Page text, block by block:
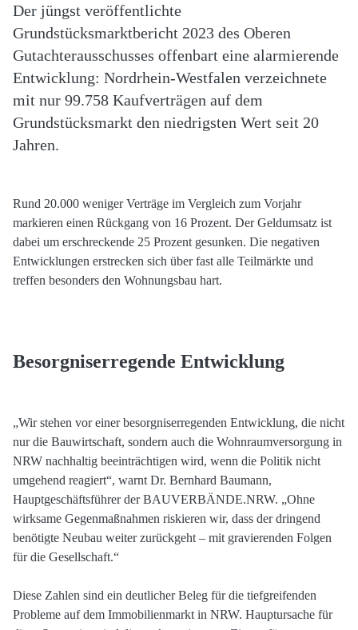
Der jüngst veröffentlichte
Grundstücksmarktbericht 2023 des Oberen
Gutachterausschusses offenbart eine alarmierende
Entwicklung: Nordrhein-Westfalen verzeichnete
mit nur 99.758 Kaufverträgen auf dem
Grundstücksmarkt den niedrigsten Wert seit 20
Jahren.
Rund 20.000 weniger Verträge im Vergleich zum Vorjahr
markieren einen Rückgang von 16 Prozent. Der Geldumsatz ist
dabei um erschreckende 25 Prozent gesunken. Die negativen
Entwicklungen erstrecken sich über fast alle Teilmärkte und
treffen besonders den Wohnungsbau hart.
Besorgniserregende Entwicklung
„Wir stehen vor einer besorgniserregenden Entwicklung, die nicht
nur die Bauwirtschaft, sondern auch die Wohnraumversorgung in
NRW nachhaltig beeinträchtigen wird, wenn die Politik nicht
umgehend reagiert“, warnt Dr. Bernhard Baumann,
Hauptgeschäftsführer der BAUVERBÄNDE.NRW. „Ohne
wirksame Gegenmaßnahmen riskieren wir, dass der dringend
benötigte Neubau weiter zurückgeht – mit gravierenden Folgen
für die Gesellschaft.“
Diese Zahlen sind ein deutlicher Beleg für die tiefgreifenden
Probleme auf dem Immobilienmarkt in NRW. Hauptursache für